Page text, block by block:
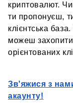
криптовалют.
ти пропонуєш,
клієнтська
можеш захопити
орієнтованих
Зв'яжися з
акаунту!